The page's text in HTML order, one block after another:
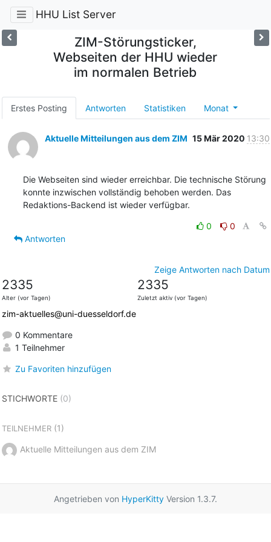
HHU List Server
ZIM-Störungsticker,
Webseiten der HHU wieder
im normalen Betrieb
Erstes Posting Antworten Statistiken Monat
Aktuelle Mitteilungen aus dem ZIM 15 Mär 2020 13:30
Die Webseiten sind wieder erreichbar. Die technische Störung
konnte inzwischen vollständig behoben werden. Das
Redaktions-Backend ist wieder verfügbar.
0
0
Antworten
Zeige Antworten nach Datum
2335
Alter (vor Tagen)
2335
Zuletzt aktiv (vor Tagen)
zim-aktuelles@uni-duesseldorf.de
0 Kommentare
1 Teilnehmer
Zu Favoriten hinzufügen
STICHWORTE(0)
TEILNEHMER(1)
Aktuelle Mitteilungen aus dem ZIM
Angetrieben von HyperKitty Version 1.3.7.